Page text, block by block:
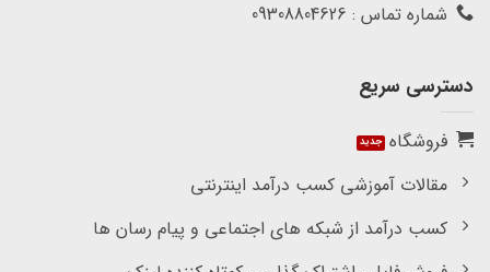
شماره تماس : 09308804626
دسترسی سریع
فروشگاه
مقالات آموزشی کسب درآمد اینترنتی
کسب درآمد از شبکه های اجتماعی و پیام رسان ها